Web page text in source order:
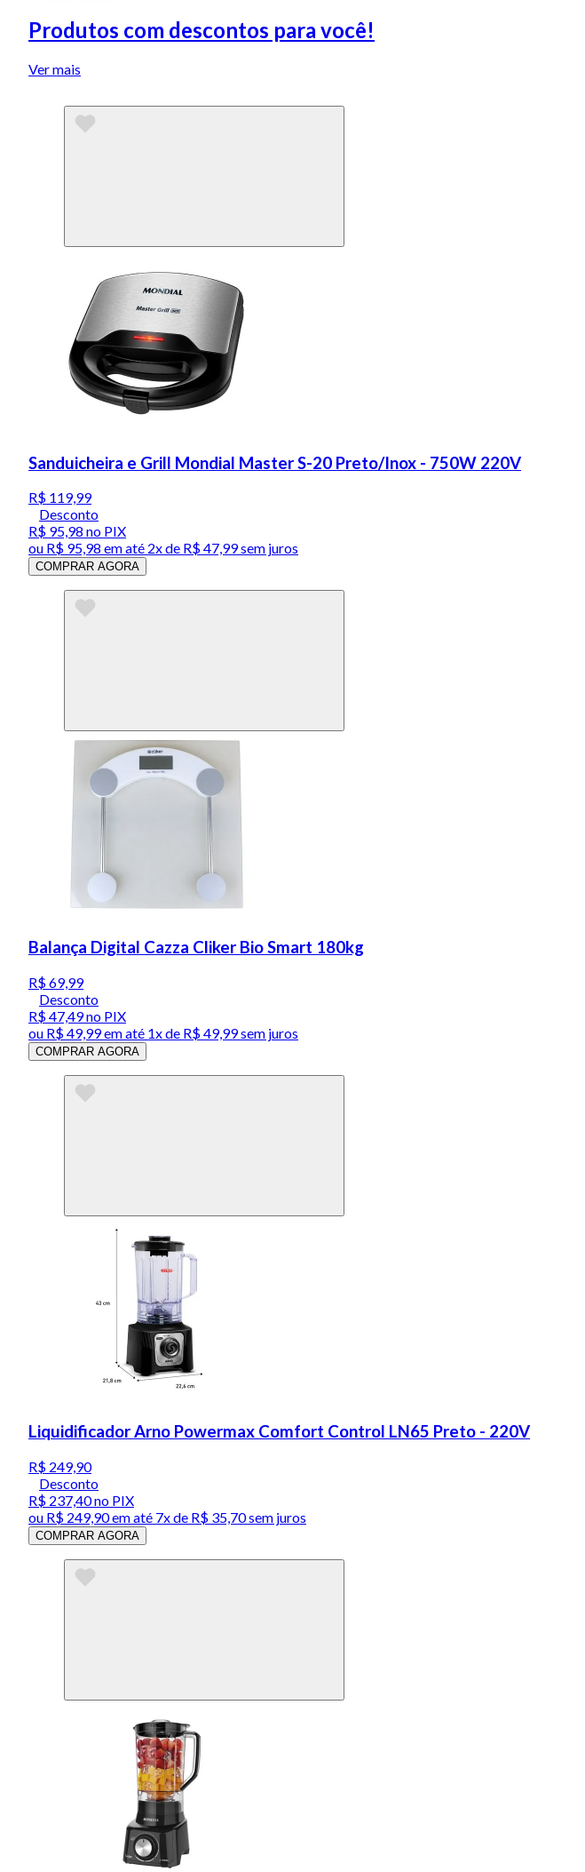
Produtos com descontos para você!
Ver mais
Sanduicheira e Grill Mondial Master S-20 Preto/Inox - 750W 220V
R$ 119,99
Desconto
R$ 95,98 no PIX
ou R$ 95,98 em até 2x de R$ 47,99 sem juros
COMPRAR AGORA
Balança Digital Cazza Cliker Bio Smart 180kg
R$ 69,99
Desconto
R$ 47,49no PIX
ou R$ 49,99em até 1x de R$ 49,99sem juros
COMPRAR AGORA
Liquidificador Arno Powermax Comfort Control LN65 Preto - 220V
R$ 249,90
Desconto
R$ 237,40no PIX
ou R$ 249,90em até 7x de R$ 35,70 sem juros
COMPRAR AGORA